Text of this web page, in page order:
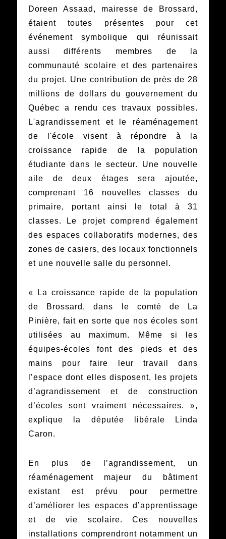
Doreen Assaad, mairesse de Brossard,
étaient toutes présentes pour cet
événement symbolique qui réunissait
aussi différents membres de la
communauté scolaire et des partenaires
du projet. Une contribution de près de 28
millions de dollars du gouvernement du
Québec a rendu ces travaux possibles.
L'agrandissement et le réaménagement
de l'école visent à répondre à la
croissance rapide de la population
étudiante dans le secteur. Une nouvelle
aile de deux étages sera ajoutée,
comprenant 16 nouvelles classes du
primaire, portant ainsi le total à 31
classes. Le projet comprend également
des espaces collaboratifs modernes, des
zones de casiers, des locaux fonctionnels
et une nouvelle salle du personnel.
« La croissance rapide de la population
de Brossard, dans le comté de La
Pinière, fait en sorte que nos écoles sont
utilisées au maximum. Même si les
équipes-écoles font des pieds et des
mains pour faire leur travail dans
l’espace dont elles disposent, les projets
d’agrandissement et de construction
d’écoles sont vraiment nécessaires. »,
explique la députée libérale Linda
Caron.
En plus de l’agrandissement, un
réaménagement majeur du bâtiment
existant est prévu pour permettre
d’améliorer les espaces d’apprentissage
et de vie scolaire. Ces nouvelles
installations comprendront notamment un